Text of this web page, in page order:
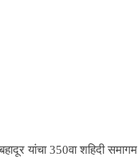
यांचा 350वा शहिदी समागम